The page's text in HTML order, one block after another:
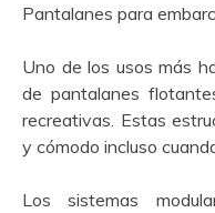
Pantalanes para
Uno de los usos más
de pantalanes
recreativas. Estas
y cómodo incluso
Los sistemas